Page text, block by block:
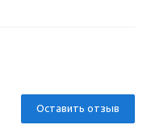
Оставить отзыв